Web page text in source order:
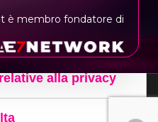
è membro fondatore di
alla privacy